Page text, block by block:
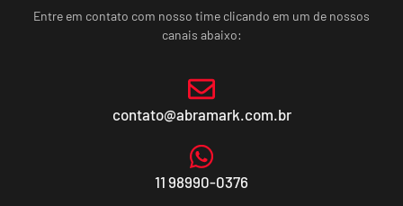
Entre em contato com nosso time clicando em um de nossos
canais abaixo:
contato@abramark.com.br
11 98990-0376